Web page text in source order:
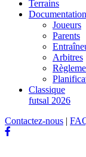
Terrains
Joueurs
Parents
Arbitres
Classique
futsal 2026
Contactez-nous |